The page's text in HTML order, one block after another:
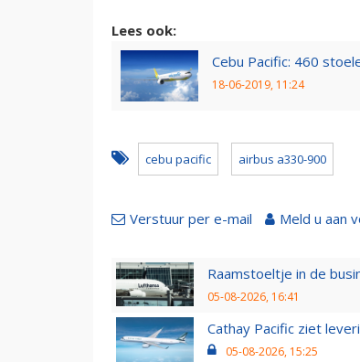
Lees ook:
Cebu Pacific: 460
18-06-2019, 11:24
cebu pacific airbus a330-900
Verstuur per e-mail Meld u aan
Raamstoeltje in de
05-08-2026, 16:41
Cathay Pacific ziet
05-08-2026, 15:25